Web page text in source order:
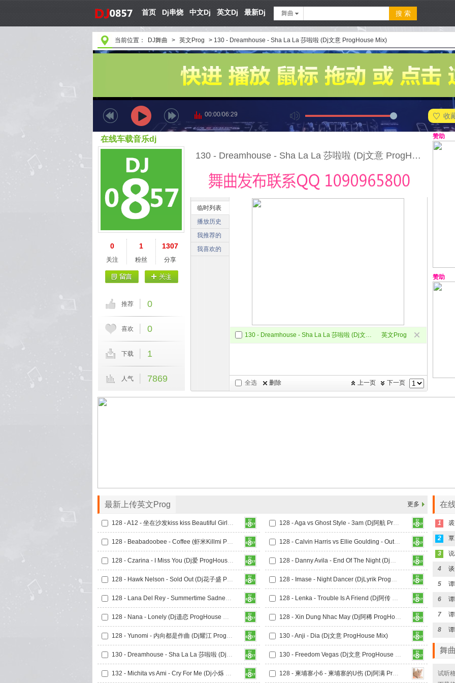
首页 Dj串烧 中文Dj 英文Dj 最新Dj 舞曲
当前位置： DJ舞曲 > 英文Prog > 130 - Dreamhouse - Sha La La 莎啦啦 (Dj文意 ProgHouse Mix)
收
00:00/06:29
130 - Dreamhouse - Sha La La 莎啦啦 (Dj文意 ProgHouse Mix)
临时列表
播放历史
我推荐的
我喜欢的
130 - Dreamhouse - Sha La La 莎啦啦 (Dj文意 ProgHouse Mix) 英文Prog
全选 删除 下一页
上一页
在线车载音乐dj
0
关注
1
粉丝
1307
分享
推荐 0
喜欢 0
下载 1
人气 7869
赞助
赞助
最新上传英文Prog 更多
128 - A12 - 坐在沙发kiss kiss Beautiful Girls (北流DjAS ProgHouse Mix) 128 - Aga vs Ghost Style - 3am (Dj阿航 ProgHouse Mix 粤语)
128 - Beabadoobee - Coffee (虾米Killmi ProgHouse Mix) 128 - Calvin Harris vs Ellie Goulding - Outside (DjC7 ProgHouse Mix)
128 - Czarina - I Miss You (Dj爱 ProgHouse Mix 原乡鼓) 128 - Danny Avila - End Of The Night (Dj欢仔 ProgHouse Mix)
128 - Hawk Nelson - Sold Out (Dj花子盛 ProgHouse Mix) 128 - Imase - Night Dancer (DjLyrik ProgHouse Mix)
128 - Lana Del Rey - Summertime Sadness (Dj啊陆 ProgHouse Mix) 128 - Lenka - Trouble Is A Friend (Dj阿传 ProgHouse Mix)
128 - Nana - Lonely (Dj遗恋 ProgHouse Mix) 128 - Xin Dung Nhac May (Dj阿稀 ProgHouse Mix)
128 - Yunomi - 内向都是作曲 (Dj耀江 ProgHouse Mix 日语) 130 - Anji - Dia (Dj文意 ProgHouse Mix)
130 - Dreamhouse - Sha La La 莎啦啦 (Dj文意 ProgHouse Mix) 130 - Freedom Vegas (Dj文意 ProgHouse Mix)
132 - Michita vs Ami - Cry For Me (Dj小烁 ProgHouse Mix) 128 - 柬埔寨小6 - 柬埔寨的U伤 (Dj阿满 ProngHouse Mix)
在
1
2
3
4
5
6
7
8
舞
试听